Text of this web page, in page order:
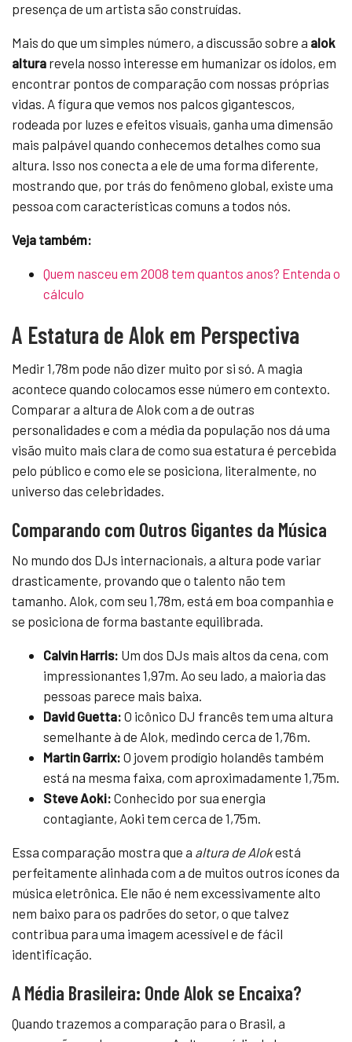
presença de um artista são construídas.
Mais do que um simples número, a discussão sobre a alok
altura revela nosso interesse em humanizar os ídolos, em
encontrar pontos de comparação com nossas próprias
vidas. A figura que vemos nos palcos gigantescos,
rodeada por luzes e efeitos visuais, ganha uma dimensão
mais palpável quando conhecemos detalhes como sua
altura. Isso nos conecta a ele de uma forma diferente,
mostrando que, por trás do fenômeno global, existe uma
pessoa com características comuns a todos nós.
Veja também:
Quem nasceu em 2008 tem quantos anos? Entenda o
cálculo
A Estatura de Alok em Perspectiva
Medir 1,78m pode não dizer muito por si só. A magia
acontece quando colocamos esse número em contexto.
Comparar a altura de Alok com a de outras
personalidades e com a média da população nos dá uma
visão muito mais clara de como sua estatura é percebida
pelo público e como ele se posiciona, literalmente, no
universo das celebridades.
Comparando com Outros Gigantes da Música
No mundo dos DJs internacionais, a altura pode variar
drasticamente, provando que o talento não tem
tamanho. Alok, com seu 1,78m, está em boa companhia e
se posiciona de forma bastante equilibrada.
Calvin Harris: Um dos DJs mais altos da cena, com
impressionantes 1,97m. Ao seu lado, a maioria das
pessoas parece mais baixa.
David Guetta: O icônico DJ francês tem uma altura
semelhante à de Alok, medindo cerca de 1,76m.
Martin Garrix: O jovem prodígio holandês também
está na mesma faixa, com aproximadamente 1,75m.
Steve Aoki: Conhecido por sua energia
contagiante, Aoki tem cerca de 1,75m.
Essa comparação mostra que a altura de Alokestá
perfeitamente alinhada com a de muitos outros ícones da
música eletrônica. Ele não é nem excessivamente alto
nem baixo para os padrões do setor, o que talvez
contribua para uma imagem acessível e de fácil
identificação.
A Média Brasileira: Onde Alok se Encaixa?
Quando trazemos a comparação para o Brasil, a